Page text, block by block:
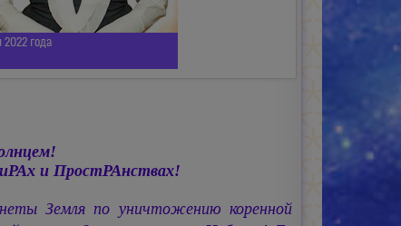
года
и ПростРАнствах!
Земля по уничтожению коренной